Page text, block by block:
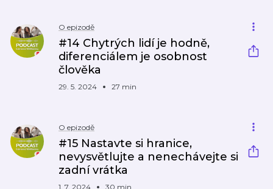
O epizodě
#14 Chytrých lidí je hodně,
diferenciálem je osobnost
člověka
29. 5. 2024 27 min
O epizodě
#15 Nastavte si hranice,
nevysvětlujte a nenechávejte si
zadní vrátka
1. 7. 2024 30 min